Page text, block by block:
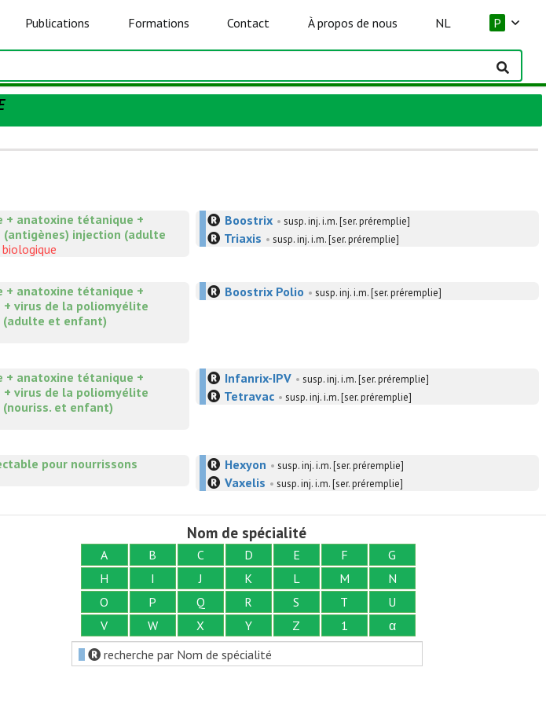
Publications Formations Contact À propos de nous NL P
+ anatoxine tétanique +
injection (adulte
Boostrix •susp. inj. i.m. [ser. préremplie]
Triaxis •susp. inj. i.m. [ser. préremplie]
+ anatoxine tétanique +
virus de la poliomyélite
(adulte et enfant)
Boostrix Polio •susp. inj. i.m. [ser. préremplie]
+ anatoxine tétanique +
virus de la poliomyélite
(nouriss. et enfant)
Infanrix-IPV •susp. inj. i.m. [ser. préremplie]
Tetravac •susp. inj. i.m. [ser. préremplie]
pour nourrissons
Hexyon •susp. inj. i.m. [ser. préremplie]
Vaxelis •susp. inj. i.m. [ser. préremplie]
Nom de spécialité
A B C D E F
G
H
I J K L M
N
O
P Q R S T
U
V
W X Y Z 1
α
recherche par Nom de spécialité